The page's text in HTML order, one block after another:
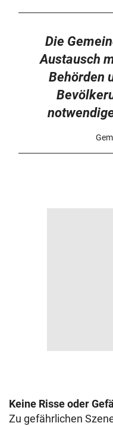
Die
Austausch
Behörden
Keine Risse oder
Zu gefährlichen